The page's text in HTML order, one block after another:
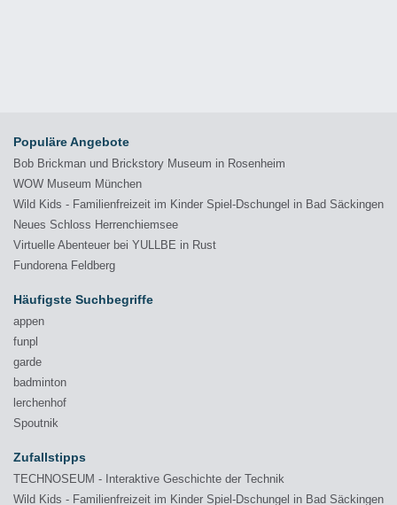
Populäre Angebote
Bob Brickman und Brickstory Museum in Rosenheim
WOW Museum München
Wild Kids - Familienfreizeit im Kinder Spiel-Dschungel in Bad Säckingen
Neues Schloss Herrenchiemsee
Virtuelle Abenteuer bei YULLBE in Rust
Fundorena Feldberg
Häufigste Suchbegriffe
appen
funpl
garde
badminton
lerchenhof
Spoutnik
Zufallstipps
TECHNOSEUM - Interaktive Geschichte der Technik
Wild Kids - Familienfreizeit im Kinder Spiel-Dschungel in Bad Säckingen